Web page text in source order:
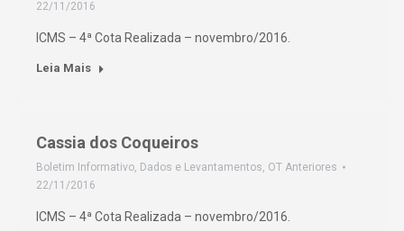
22/11/2016
ICMS – 4ª Cota Realizada – novembro/2016.
Leia Mais
Cassia dos Coqueiros
Boletim Informativo, Dados e Levantamentos, OT Anteriores
22/11/2016
ICMS – 4ª Cota Realizada – novembro/2016.